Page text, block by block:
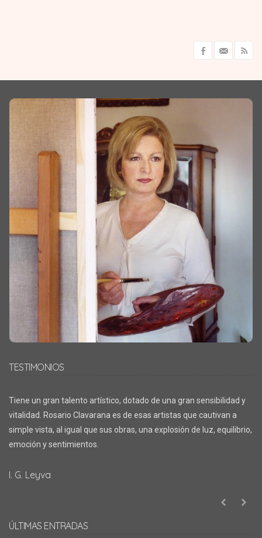
TESTIMONIOS
Tiene un gran talento artístico, dotado de una gran sensibilidad y
vitalidad. Rosario Clavarana es de esas artistas que cautivan a
simple vista, al igual que sus obras, una explosión de luz, equilibrio,
emoción y sentimientos.
I. G. Leyva
ÚLTIMAS ENTRADAS